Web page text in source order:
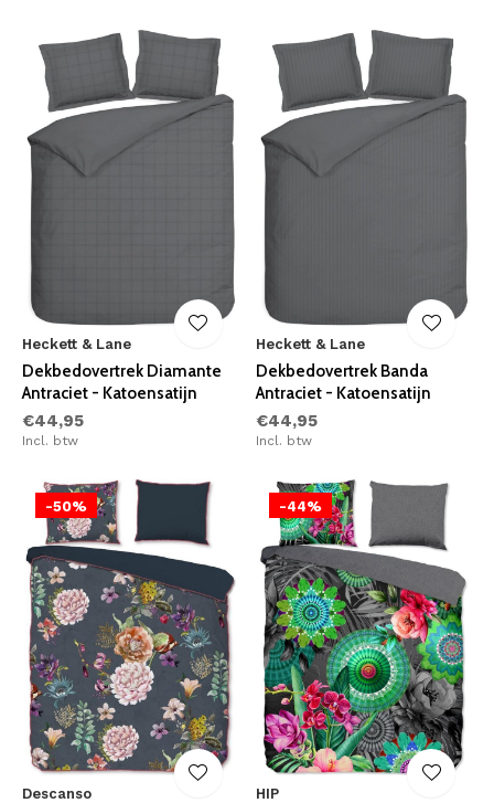
Heckett & Lane
Dekbedovertrek Diamante
Antraciet - Katoensatijn
€44,95
Incl. btw
Heckett & Lane
Dekbedovertrek Banda
Antraciet - Katoensatijn
€44,95
Incl. btw
-50%
Descanso
-44%
HIP